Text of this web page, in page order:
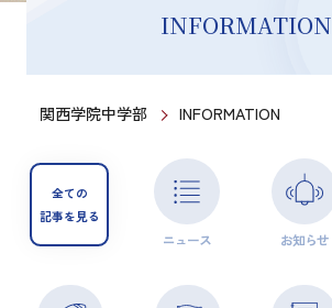
INFORMATION
関西学院中学部 INFORMATION
全ての
記事を見る
ニュース お知らせ